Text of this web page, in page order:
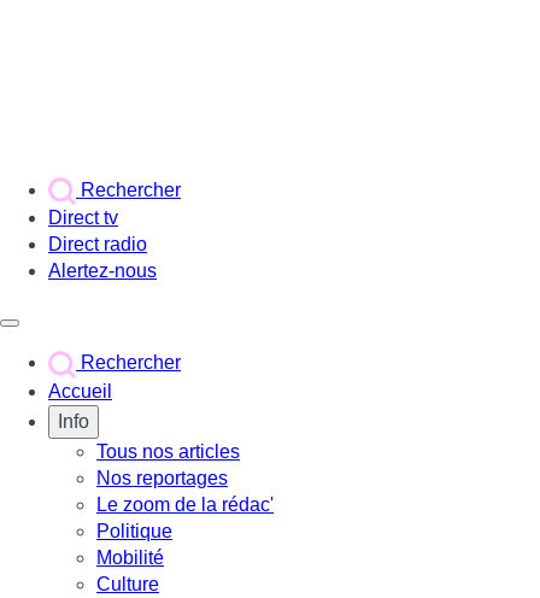
Rechercher
Direct tv
Direct radio
Alertez-nous
Rechercher
Accueil
Info
Tous nos articles
Nos reportages
Le zoom de la rédac'
Politique
Mobilité
Culture